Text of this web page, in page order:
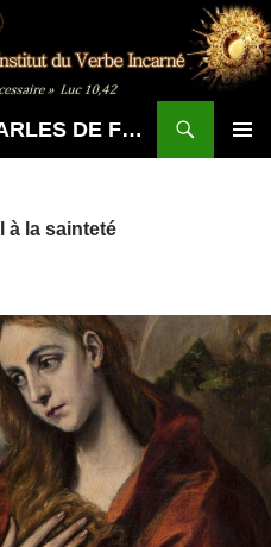
MONASTERE SAINT CHARLES DE FOUCAULD
à la sainteté